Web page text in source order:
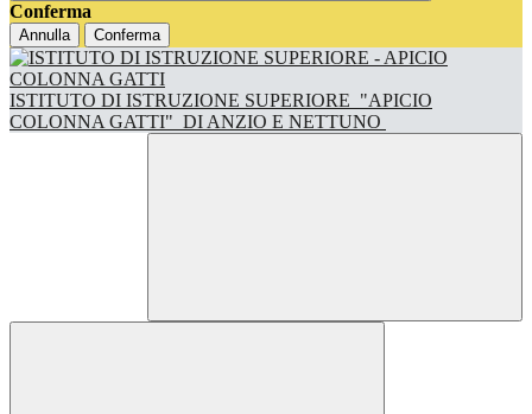
Conferma
Annulla Conferma
ISTITUTO DI ISTRUZIONE SUPERIORE "APICIO
COLONNA GATTI" DI ANZIO E NETTUNO